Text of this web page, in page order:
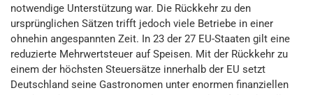
notwendige Unterstützung war. Die Rückkehr zu den
ursprünglichen Sätzen trifft jedoch viele Betriebe in einer
ohnehin angespannten Zeit. In 23 der 27 EU-Staaten gilt eine
reduzierte Mehrwertsteuer auf Speisen. Mit der Rückkehr zu
einem der höchsten Steuersätze innerhalb der EU setzt
Deutschland seine Gastronomen unter enormen finanziellen